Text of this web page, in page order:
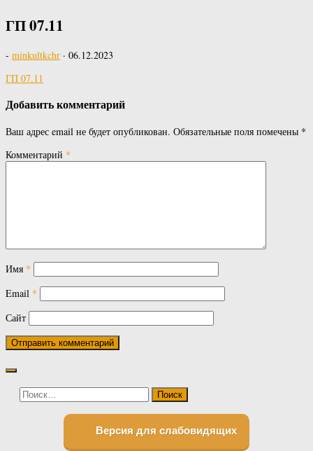
ГП 07.11
- minkultkchr · 06.12.2023
ГП 07.11
Добавить комментарий
Ваш адрес email не будет опубликован. Обязательные поля помечены *
Комментарий *
Имя *
Email *
Сайт
Найти:
Версия для слабовидящих